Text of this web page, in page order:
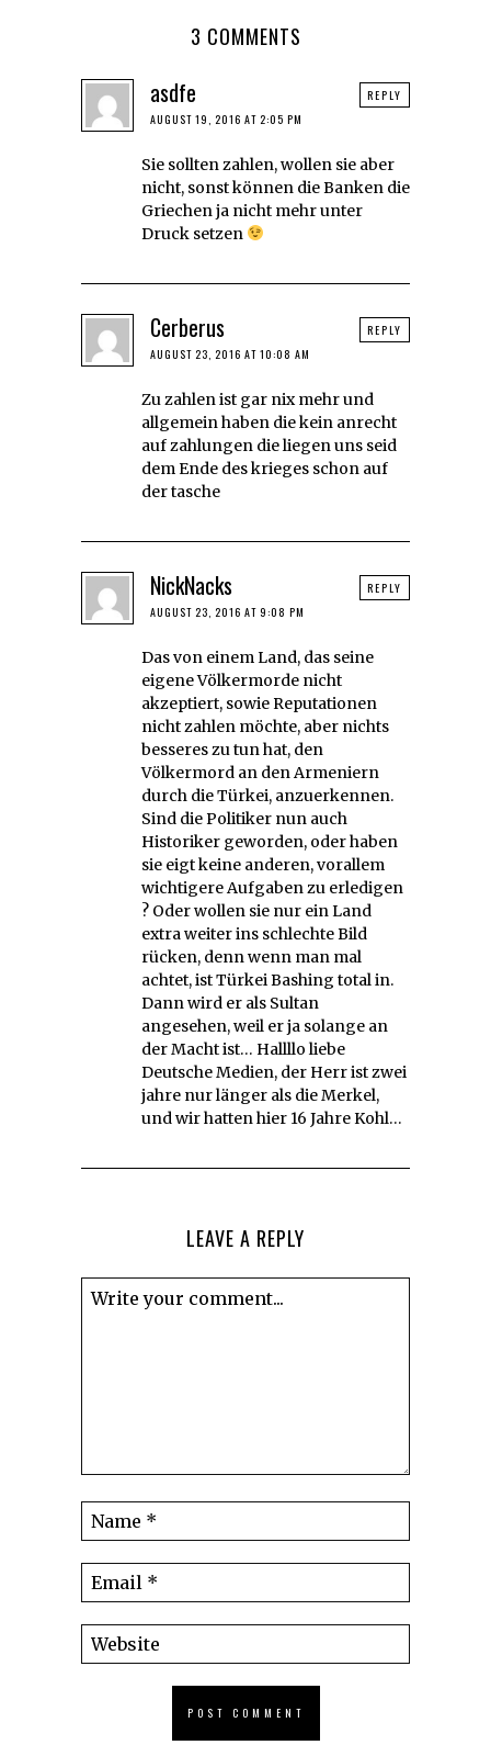
3 COMMENTS
asdfe
AUGUST 19, 2016 AT 2:05 PM
Sie sollten zahlen, wollen sie aber
nicht, sonst können die Banken die
Griechen ja nicht mehr unter
Druck setzen
REPLY
Cerberus
AUGUST 23, 2016 AT 10:08 AM
Zu zahlen ist gar nix mehr und
allgemein haben die kein anrecht
auf zahlungen die liegen uns seid
dem Ende des krieges schon auf
der tasche
REPLY
NickNacks
AUGUST 23, 2016 AT 9:08 PM
Das von einem Land, das seine
eigene Völkermorde nicht
akzeptiert, sowie Reputationen
nicht zahlen möchte, aber nichts
besseres zu tun hat, den
Völkermord an den Armeniern
durch die Türkei, anzuerkennen.
Sind die Politiker nun auch
Historiker geworden, oder haben
sie eigt keine anderen, vorallem
wichtigere Aufgaben zu erledigen
? Oder wollen sie nur ein Land
extra weiter ins schlechte Bild
rücken, denn wenn man mal
achtet, ist Türkei Bashing total in.
Dann wird er als Sultan
angesehen, weil er ja solange an
der Macht ist… Hallllo liebe
Deutsche Medien, der Herr ist zwei
jahre nur länger als die Merkel,
und wir hatten hier 16 Jahre Kohl…
REPLY
LEAVE A REPLY